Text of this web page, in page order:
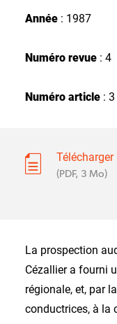
Année : 1987
Numéro revue : 4
Numéro article : 3
(PDF, 3 Mo)
La prospection
Cézallier a fourni
régionale, et, par
conductrices, à la